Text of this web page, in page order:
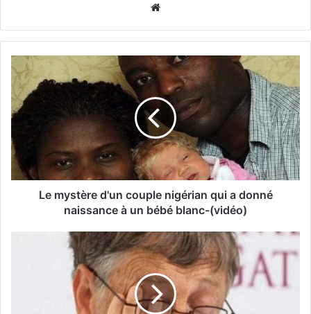
Le mystère d'un couple nigérian qui a donné
naissance à un bébé blanc-(vidéo)